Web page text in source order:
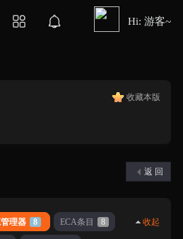
Hi: 游客~
收藏本版
返 回
收起
理器 8 ECA条目 8